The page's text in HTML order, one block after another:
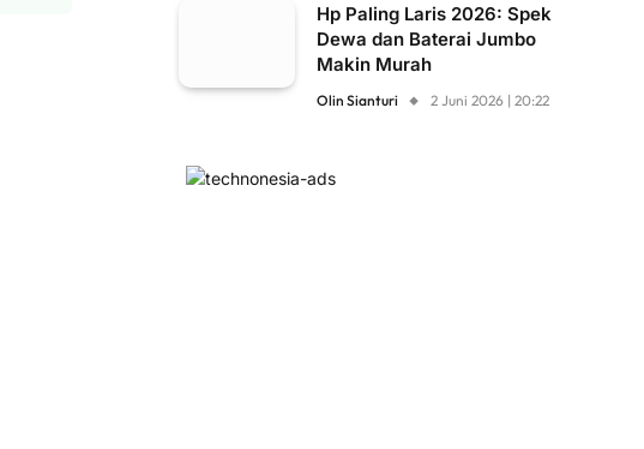
Hp Paling Laris 2026: Spek
Dewa dan Baterai Jumbo
Makin Murah
Olin Sianturi 2 Juni 2026 | 20:22